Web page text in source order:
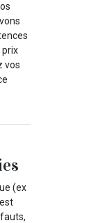
prix
vos
(ex